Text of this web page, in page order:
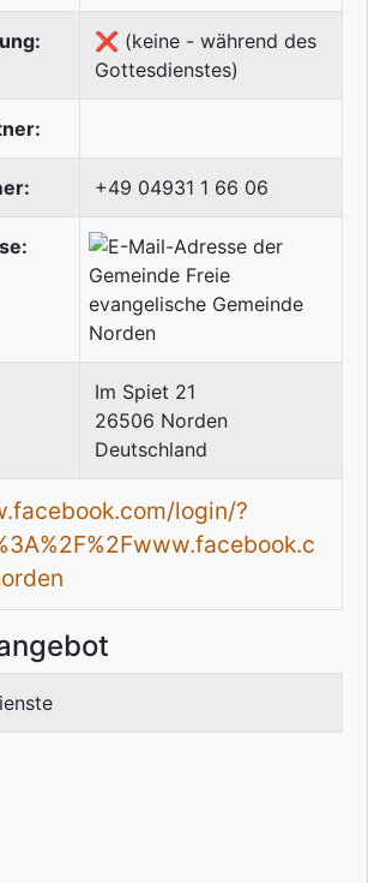
❌ (keine - während des
Gottesdienstes)
+49 04931 1 66 06
Im Spiet 21
26506 Norden
Deutschland
login/?